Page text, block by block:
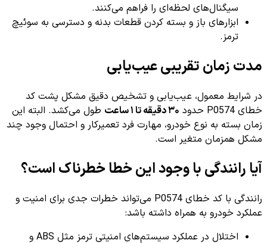
سیگنال‌های لحظه‌ای را فراهم می‌کنند.
ابزارهای باز و بسته کردن قطعات بدنه و دسترسی به سوئیچ
ترمز.
مدت زمان تقریبی عیب‌یابی
در شرایط معمول، عیب‌یابی و تشخیص دقیق مشکل پشت کد
خطای P0574 حدود
۳۰ دقیقه تا ۱ ساعت
طول می‌کشد. البته این
زمان بسته به نوع خودرو، مهارت فرد تعمیرکار و احتمال وجود چند
مشکل همزمان متغیر است.
آیا رانندگی با وجود این خطا خطرناک است؟
رانندگی با کد خطای P0574 می‌تواند خطرات جدی برای امنیت و
عملکرد خودرو به همراه داشته باشد:
اختلال در عملکرد سیستم‌های امنیتی ترمز مثل ABS و